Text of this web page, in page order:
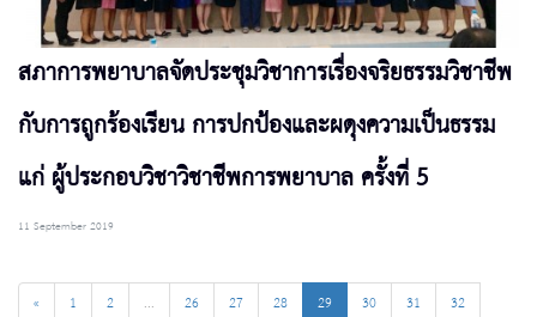
สภาการพยาบาลจัดประชุมวิชาการเรื่องจริยธรรมวิชาชีพ
กับการถูกร้องเรียน การปกป้องและผดุงความเป็นธรรม
แก่ ผู้ประกอบวิชาวิชาชีพการพยาบาล ครั้งที่ 5
11 September 2019
« 1 2 ... 26 27 28 29 30 31 32